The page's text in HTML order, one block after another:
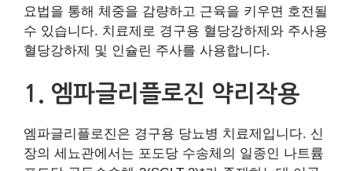
요법을 통해 체중을 감량하고 근육을 키우면 호전될
수 있습니다. 치료제로 경구용 혈당강하제와 주사용
혈당강하제 및 인슐린 주사를 사용합니다.
1. 엠파글리플로진 약리작용
엠파글리플로진은 경구용 당뇨병 치료제입니다. 신
장의 세뇨관에서는 포도당 수송체의 일종인 나트륨